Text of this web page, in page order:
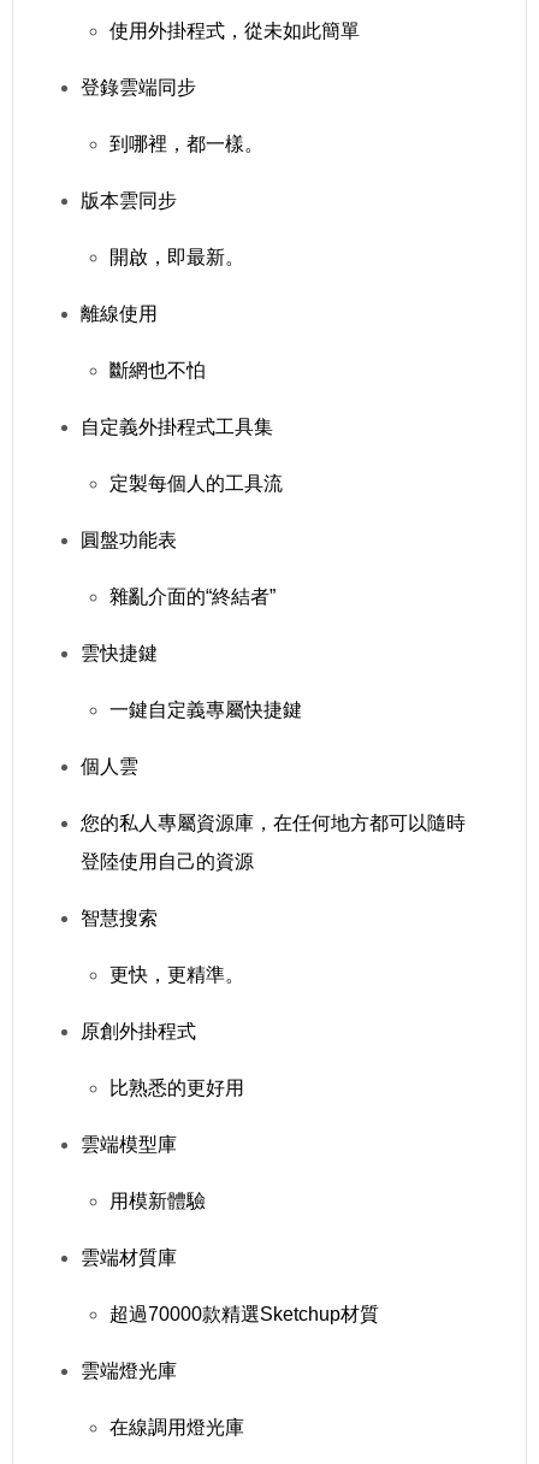
使用外掛程式，從未如此簡單
登錄雲端同步
到哪裡，都一樣。
版本雲同步
開啟，即最新。
離線使用
斷網也不怕
自定義外掛程式工具集
定製每個人的工具流
圓盤功能表
雜亂介面的“終結者”
雲快捷鍵
一鍵自定義專屬快捷鍵
個人雲
您的私人專屬資源庫，在任何地方都可以隨時
登陸使用自己的資源
智慧搜索
更快，更精準。
原創外掛程式
比熟悉的更好用
雲端模型庫
用模新體驗
雲端材質庫
超過70000款精選Sketchup材質
雲端燈光庫
在線調用燈光庫